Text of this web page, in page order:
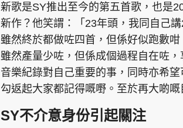
新歌是SY推出至今的第五首歌，也是
新作？他笑謂：「23年頭，我同自己
雖然終於都做咗四首，但係好似跑數
雖然產量少咗，但係成個過程自在咗
音樂紀錄對自己重要的事，同時亦希
勾返起大家都記得嘅嘢。至於再大啲
SY不介意身份引起關注